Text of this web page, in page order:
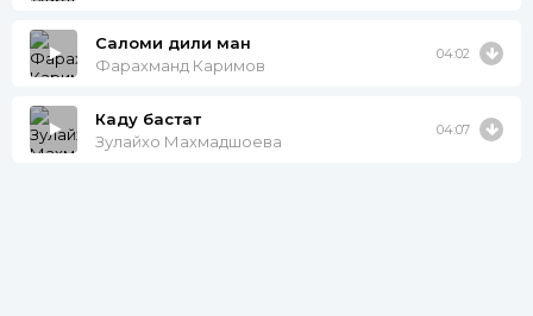
Саломи дили ман
Фарахманд Каримов
04:02
Каду бастат
Зулайхо Махмадшоева
04:07